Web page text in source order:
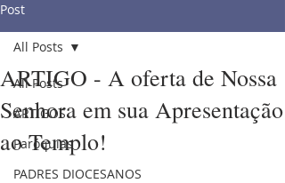
Post
All Posts
ARTIGOS
Paróquias
PADRES DIOCESANOS
All Posts
ARTIGO - A oferta de Nossa
Senhora em sua Apresentação
ao Templo!